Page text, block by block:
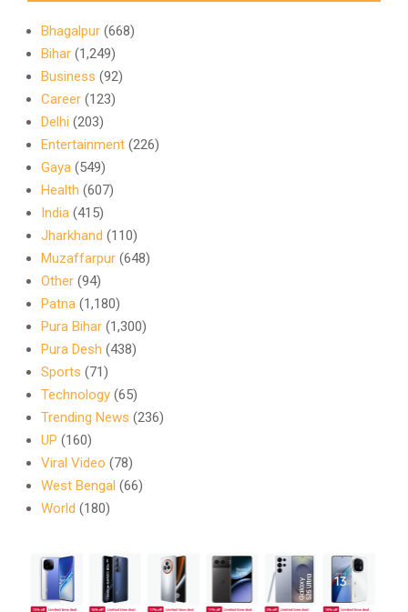
Bhagalpur (668)
Bihar (1,249)
Business (92)
Career (123)
Delhi (203)
Entertainment (226)
Gaya (549)
Health (607)
India (415)
Jharkhand (110)
Muzaffarpur (648)
Other (94)
Patna (1,180)
Pura Bihar (1,300)
Pura Desh (438)
Sports (71)
Technology (65)
Trending News (236)
UP (160)
Viral Video (78)
West Bengal (66)
World (180)